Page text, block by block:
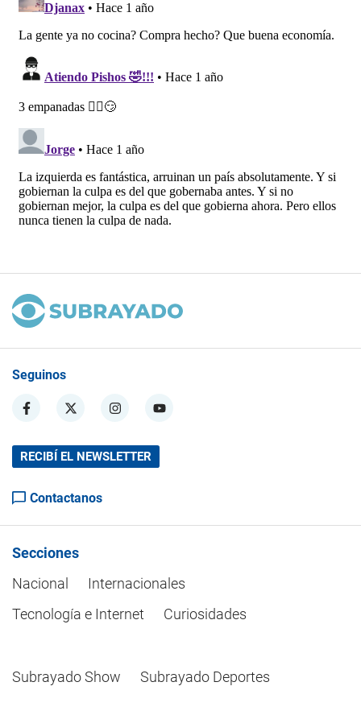
Seguinos
RECIBÍ EL NEWSLETTER
Contactanos
Secciones
Nacional
Internacionales
Tecnología e Internet
Curiosidades
Subrayado Show Subrayado Deportes